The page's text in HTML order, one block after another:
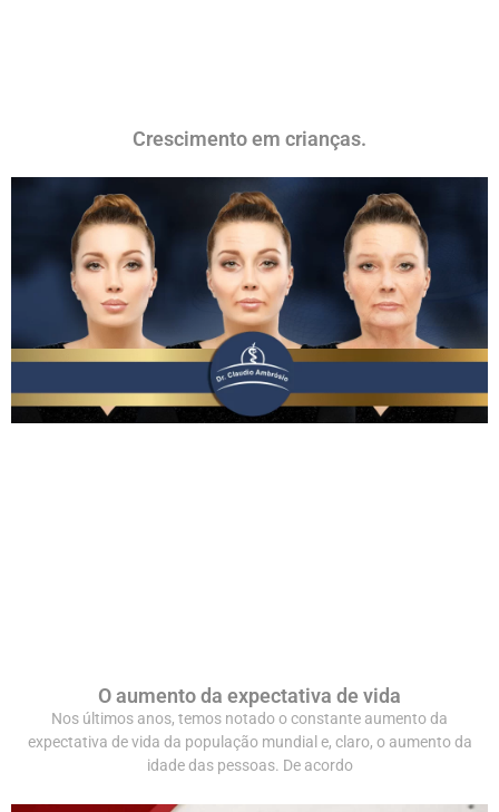
Crescimento em crianças.
O aumento da expectativa de vida
Nos últimos anos, temos notado o constante aumento da
expectativa de vida da população mundial e, claro, o aumento da
idade das pessoas. De acordo